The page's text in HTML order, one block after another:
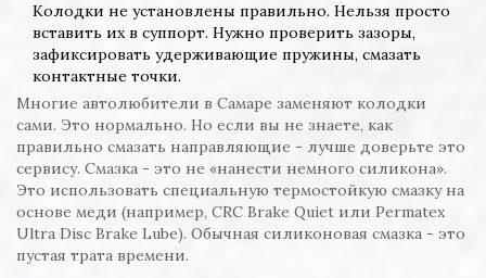
Колодки не установлены правильно. Нельзя просто
вставить их в суппорт. Нужно проверить зазоры,
зафиксировать удерживающие пружины, смазать
контактные точки.
Многие автолюбители в Самаре заменяют колодки
сами. Это нормально. Но если вы не знаете, как
правильно смазать направляющие - лучше доверьте это
сервису. Смазка - это не «нанести немного силикона».
Это использовать специальную термостойкую смазку на
основе меди (например, CRC Brake Quiet или Permatex
Ultra Disc Brake Lube). Обычная силиконовая смазка - это
пустая трата времени.